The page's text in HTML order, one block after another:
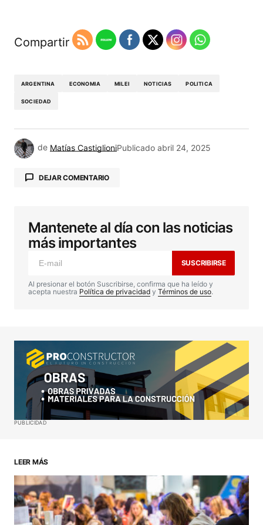
Compartir
ARGENTINA ECONOMIA MILEI NOTICIAS POLITICA
SOCIEDAD
de Matías CastiglioniPublicado abril 24, 2025
DEJAR COMENTARIO
Tu dirección de correo electrónico no será
publicada. Los campos obligatorios están
marcados con *
Comentario*
Your Name*
Your E-mail*
ENVIAR COMENTARIO
Mantenete al día con las noticias
más importantes
SUSCRIBIRSE
Al presionar el botón Suscribirse, confirma que ha leído y
acepta nuestra Política de privacidad y Términos de uso.
PUBLICIDAD
LEER MÁS